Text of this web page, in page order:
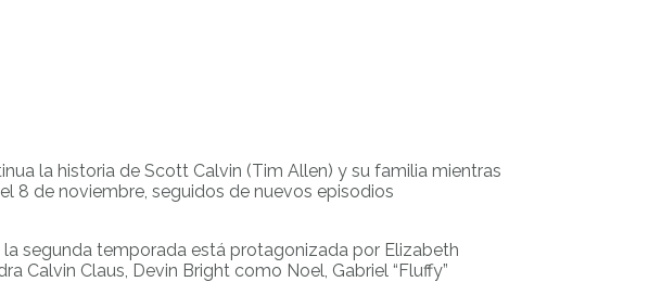
la historia de Scott Calvin (Tim Allen) y su familia mientras
8 de noviembre, seguidos de nuevos episodios
segunda temporada está protagonizada por Elizabeth
Calvin Claus, Devin Bright como Noel, Gabriel “Fluffy”